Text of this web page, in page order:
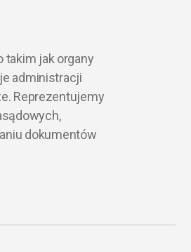
takim jak organy
administracji
Reprezentujemy
dokumentów